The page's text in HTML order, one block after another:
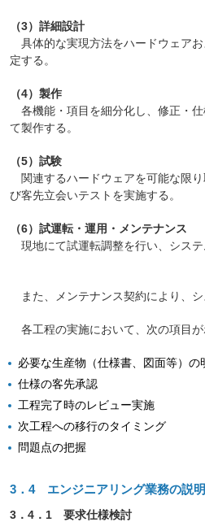
（3）詳細設計
具体的な実現方法をハードウェア
定する。
（4）製作
各機能・項目を細分化し、修正・
て製作する。
（5）試験
関連するハードウェアを可能な限
び客先立会いテストを実施する。
（6）試運転・運用・メンテナンス
現地にて試運転調整を行い、システ
また、メンテナンス契約により、シ
各工程の実施において、次の項目が
必要な生産物（仕様書、図面等）の
仕様の客先承認
工程完了時のレビュー実施
次工程への移行のタイミング
問題点の把握
3．4 エンジニアリング業務の説明
3．4．1 要求仕様検討